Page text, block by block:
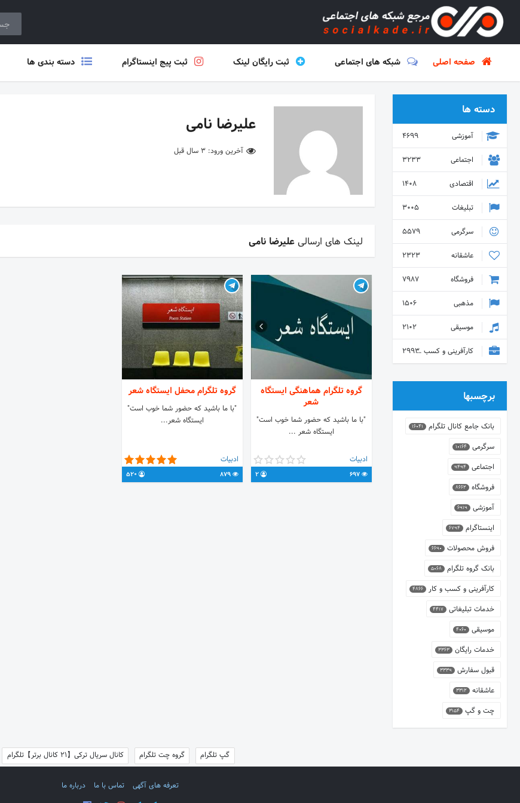
صفحه اصلی شبکه های اجتماعی ثبت رایگان لینک ثبت پیج اینستاگرام دسته بندی ها
علیرضا نامی
آخرین ورود: 3 سال قبل
لینک های ارسالیعلیرضا نامی
گروه تلگرام هماهنگی ایستگاه
شعر
"با ما باشید که حضور شما خوب است"
ایستگاه شعر ...
ادبیات
697
2
گروه تلگرام محفل ایستگاه شعر
"با ما باشید که حضور شما خوب است"
ایستگاه شعر...
ادبیات
879
520
دسته ها
آموزشی
4699
اجتماعی
3233
اقتصادی
1408
تبلیغات
3005
سرگرمی
5579
عاشقانه
2323
فروشگاه
7987
مذهبی
1506
موسیقی
2102
کارآفرینی و کسب و کار 2993
برچسبها
بانک جامع کانال تلگرام 16041
سرگرمی 10164
اجتماعی 9494
فروشگاه 8662
آموزشی 6919
اینستاگرام 6794
فروش محصولات 6690
بانک گروه تلگرام 5068
کارآفرینی و کسب و کار 4866
خدمات تبلیغاتی 4417
موسیقی 4060
خدمات رایگان 3363
قبول سفارش 3339
عاشقانه 3312
چت و گپ 3154
گپ تلگرام گروه چت تلگرام کانال سریال ترکی【21 کانال برتر】تلگرام
تعرفه های آگهی تماس با ما درباره ما